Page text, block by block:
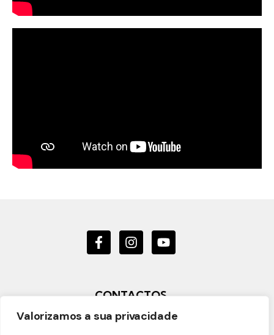
Valorizamos a sua privacidade
CONTACTOS
Rua Belém do Pará